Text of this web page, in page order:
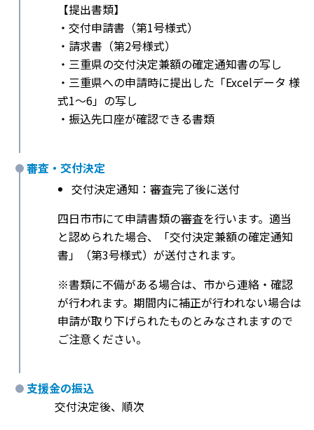
【提出書類】
・交付申請書（第1号様式）
・請求書（第2号様式）
・三重県の交付決定兼額の確定通知書の写し
・三重県への申請時に提出した「Excelデータ 様
式1～6」の写し
・振込先口座が確認できる書類
審査・交付決定
交付決定通知：審査完了後に送付
四日市市にて申請書類の審査を行います。適当
と認められた場合、「交付決定兼額の確定通知
書」（第3号様式）が送付されます。
※書類に不備がある場合は、市から連絡・確認
が行われます。期間内に補正が行われない場合は
申請が取り下げられたものとみなされますので
ご注意ください。
支援金の振込
交付決定後、順次